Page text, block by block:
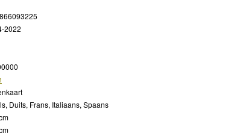
2022
Duits, Frans, Italiaans, Spaans